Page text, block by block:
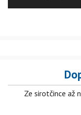
Ze sirotčince až